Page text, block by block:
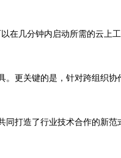
在几分钟内启动所需的云上
更关键的是，针对跨组织
打造了行业技术合作的新